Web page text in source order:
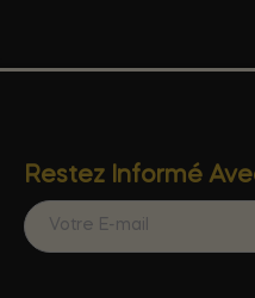
Restez Informé